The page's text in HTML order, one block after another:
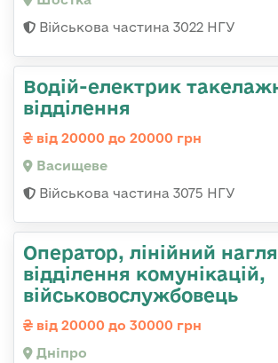
Військова частина 3022 НГУ
Водій-електрик
відділення
від 20000 до 20000 грн
Васищеве
Військова частина 3075 НГУ
Оператор, лінійний
відділення комунікацій,
військовослужбовець
від 20000 до 30000 грн
Дніпро